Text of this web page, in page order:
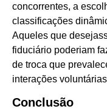
concorrentes, a
classificações
Aqueles que
fiduciário poderiam
de troca que
interações
Conclusão